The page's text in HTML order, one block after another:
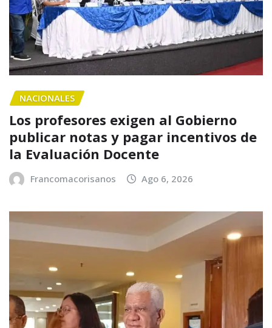
NACIONALES
Los profesores exigen al Gobierno
publicar notas y pagar incentivos de
la Evaluación Docente
Francomacorisanos Ago 6, 2026